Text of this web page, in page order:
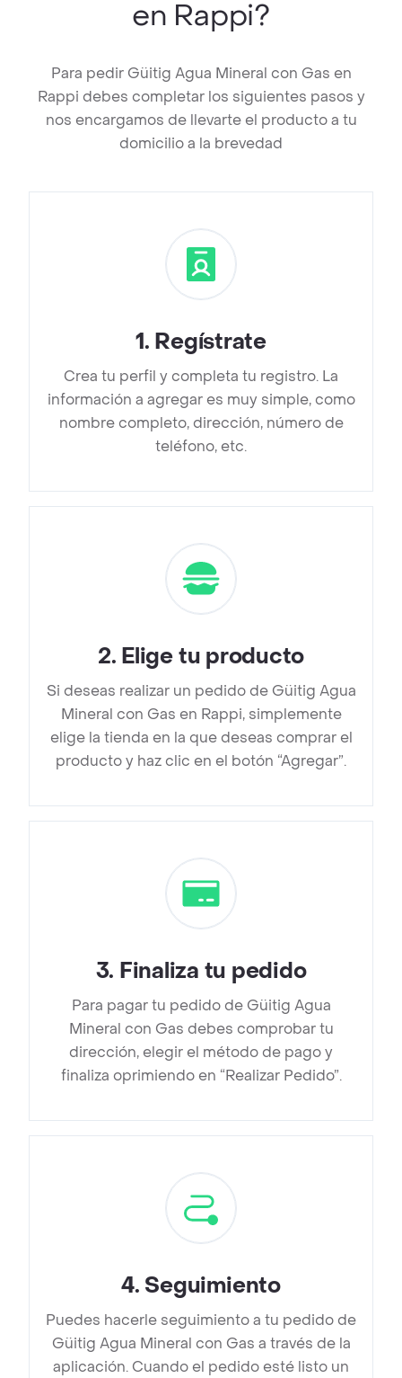
en Rappi?
Para pedir Güitig Agua Mineral con Gas en
Rappi debes completar los siguientes pasos y
nos encargamos de llevarte el producto a tu
domicilio a la brevedad
1. Regístrate
Crea tu perfil y completa tu registro. La
información a agregar es muy simple, como
nombre completo, dirección, número de
teléfono, etc.
2. Elige tu producto
Si deseas realizar un pedido de Güitig Agua
Mineral con Gas en Rappi, simplemente
elige la tienda en la que deseas comprar el
producto y haz clic en el botón “Agregar”.
3. Finaliza tu pedido
Para pagar tu pedido de Güitig Agua
Mineral con Gas debes comprobar tu
dirección, elegir el método de pago y
finaliza oprimiendo en “Realizar Pedido”.
4. Seguimiento
Puedes hacerle seguimiento a tu pedido de
Güitig Agua Mineral con Gas a través de la
aplicación. Cuando el pedido esté listo un